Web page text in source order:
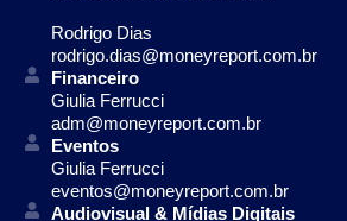
Rodrigo Dias
rodrigo.dias@moneyreport.com.br
Financeiro
Giulia Ferrucci
adm@moneyreport.com.br
Eventos
Giulia Ferrucci
eventos@moneyreport.com.br
Audiovisual & Mídias Digitais